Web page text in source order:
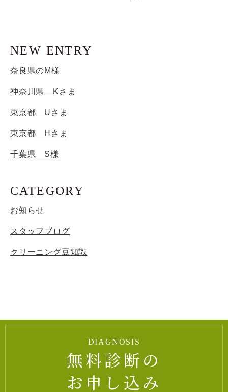
NEW ENTRY
奈良県のM様
神奈川県 Kさま
東京都 Uさま
東京都 Hさま
千葉県 S様
CATEGORY
お知らせ
スタッフブログ
クリーニング豆知識
DIAGNOSIS
無料診断の
お申し込み